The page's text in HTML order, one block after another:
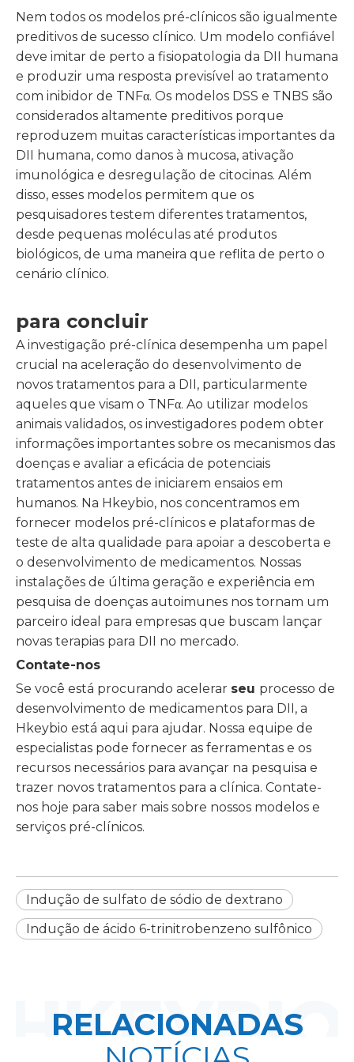
Nem todos os modelos pré-clínicos são igualmente
preditivos de sucesso clínico. Um modelo confiável
deve imitar de perto a fisiopatologia da DII humana
e produzir uma resposta previsível ao tratamento
com inibidor de TNFα. Os modelos DSS e TNBS são
considerados altamente preditivos porque
reproduzem muitas características importantes da
DII humana, como danos à mucosa, ativação
imunológica e desregulação de citocinas. Além
disso, esses modelos permitem que os
pesquisadores testem diferentes tratamentos,
desde pequenas moléculas até produtos
biológicos, de uma maneira que reflita de perto o
cenário clínico.
para concluir
A investigação pré-clínica desempenha um papel
crucial na aceleração do desenvolvimento de
novos tratamentos para a DII, particularmente
aqueles que visam o TNFα. Ao utilizar modelos
animais validados, os investigadores podem obter
informações importantes sobre os mecanismos das
doenças e avaliar a eficácia de potenciais
tratamentos antes de iniciarem ensaios em
humanos. Na Hkeybio, nos concentramos em
fornecer modelos pré-clínicos e plataformas de
teste de alta qualidade para apoiar a descoberta e
o desenvolvimento de medicamentos. Nossas
instalações de última geração e experiência em
pesquisa de doenças autoimunes nos tornam um
parceiro ideal para empresas que buscam lançar
novas terapias para DII no mercado.
Contate-nos
Se você está procurando acelerar seu processo de
desenvolvimento de medicamentos para DII, a
Hkeybio está aqui para ajudar. Nossa equipe de
especialistas pode fornecer as ferramentas e os
recursos necessários para avançar na pesquisa e
trazer novos tratamentos para a clínica. Contate-
nos hoje para saber mais sobre nossos modelos e
serviços pré-clínicos.
Indução de sulfato de sódio de dextrano
Indução de ácido 6-trinitrobenzeno sulfônico
RELACIONADAS